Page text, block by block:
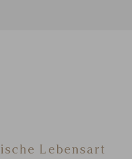
Lebensart